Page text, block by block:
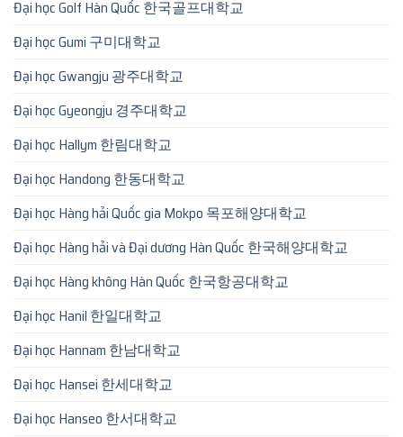
Đại học Golf Hàn Quốc 한국골프대학교
Đại học Gumi 구미대학교
Đại học Gwangju 광주대학교
Đại học Gyeongju 경주대학교
Đại học Hallym 한림대학교
Đại học Handong 한동대학교
Đại học Hàng hải Quốc gia Mokpo 목포해양대학교
Đại học Hàng hải và Đại dương Hàn Quốc 한국해양대학교
Đại học Hàng không Hàn Quốc 한국항공대학교
Đại học Hanil 한일대학교
Đại học Hannam 한남대학교
Đại học Hansei 한세대학교
Đại học Hanseo 한서대학교